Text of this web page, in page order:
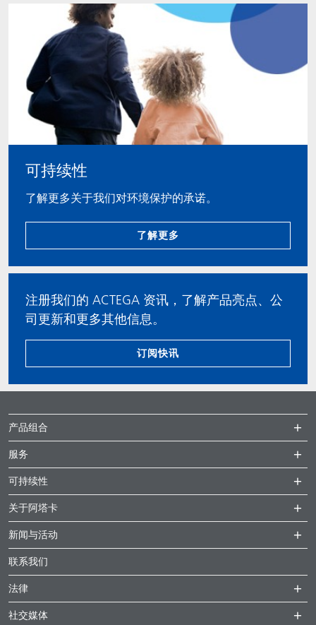
可持续性
了解更多关于我们对环境保护的承诺。
了解更多
注册我们的 ACTEGA 资讯，了解产品亮点、公
司更新和更多其他信息。
订阅快讯
产品组合
服务
可持续性
关于阿塔卡
新闻与活动
联系我们
法律
社交媒体